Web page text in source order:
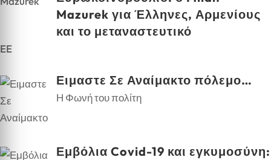
Mazurek για Έλληνες, Αρμενίους
και το μεταναστευτικό
EE
Ειμαστε Σε Αναίμακτο πόλεμο…
Η Φωνή του πολίτη
Εμβόλια Covid-19 και εγκυμοσύνη: